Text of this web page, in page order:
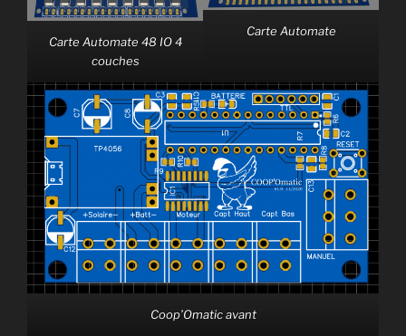
Carte Automate 48 IO 4
couches
Carte Automate
Coop’Omatic avant